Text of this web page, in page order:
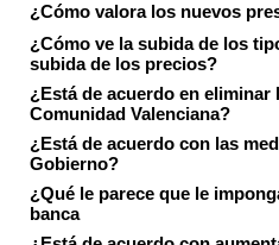
¿Cómo valora los nuevos
¿Cómo ve la subida de los
subida de los precios?
¿Está de acuerdo en
Comunidad Valenciana?
¿Está de acuerdo con las
Gobierno?
¿Qué le parece que le
banca